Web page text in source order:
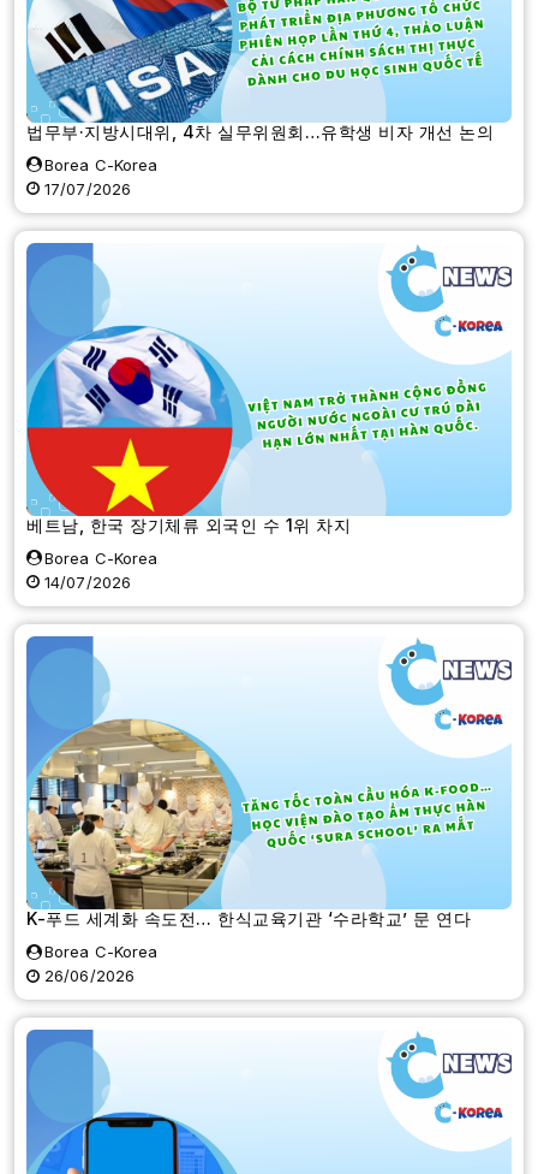
법무부·지방시대위, 4차 실무위원회…유학생 비자 개선 논의
Borea C-Korea
17/07/2026
베트남, 한국 장기체류 외국인 수 1위 차지
Borea C-Korea
14/07/2026
K-푸드 세계화 속도전… 한식교육기관 ‘수라학교’ 문 연다
Borea C-Korea
26/06/2026